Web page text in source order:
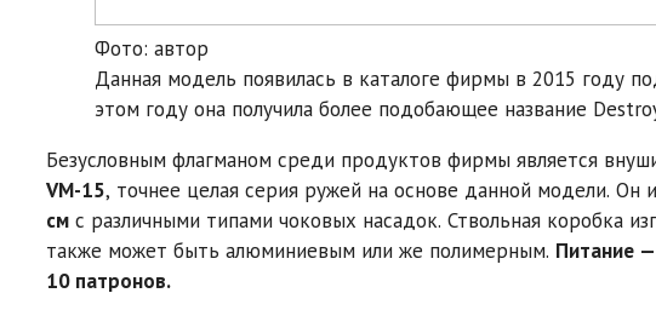
Фото: автор
Данная модель появилась в каталоге фирмы в 2015 году
этом году она получила более подобающее название
Безусловным флагманом среди продуктов фирмы является
VM-15, точнее целая серия ружей на основе данной модели. Он
см с различными типами чоковых насадок. Ствольная коробка
также может быть алюминиевым или же полимерным. Питание
10 патронов.